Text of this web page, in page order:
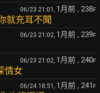
06/23 21:01, 1月前 , 238F
就充耳不聞
06/23 21:02, 1月前 , 239F
06/23 21:02, 1月前 , 240F
情女
06/24 18:51, 1月前 , 241 F